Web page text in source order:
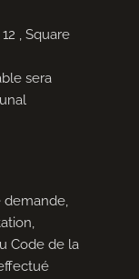
, Square
sera
demande,
Code de la